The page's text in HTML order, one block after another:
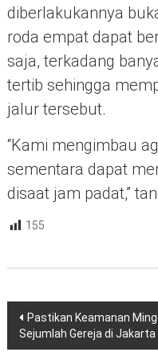
diberlakukannya
roda empat dapat
saja, terkadang
tertib sehingga
jalur tersebut.
“Kami mengimbau
sementara dapat
disaat jam padat,”
155
Navigasi
pos
Pastikan Keamanan
Sejumlah Gereja di Jakarta